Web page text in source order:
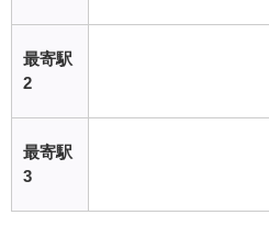
最寄駅
2
最寄駅
3